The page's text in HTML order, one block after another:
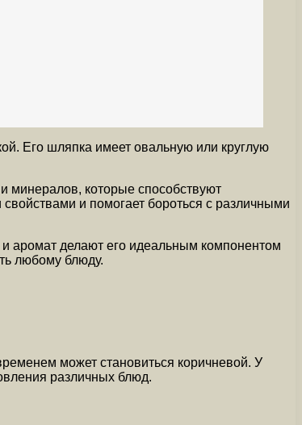
Его шляпка имеет овальную или круглую
минералов, которые способствуют
и помогает бороться с различными
аромат делают его идеальным компонентом
любому блюду.
может становиться коричневой. У
различных блюд.